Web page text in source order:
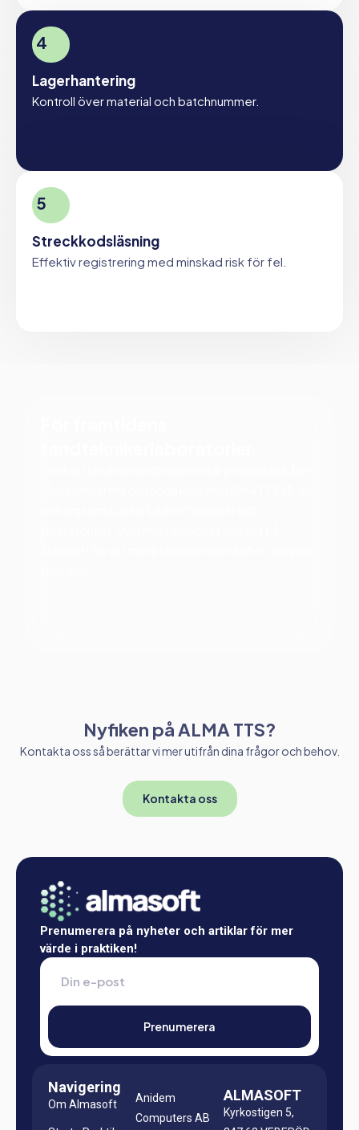
4
Lagerhantering
Kontroll över material och batchnummer.
5
Streckkodsläsning
Effektiv registrering med minskad risk för fel.
Nyfiken på ALMA TTS?
Kontakta oss så berättar vi mer utifrån dina frågor och behov.
Kontakta oss
Prenumerera på nyheter och artiklar för mer
värde i praktiken!
Navigering
Om Almasoft
Anidem
Computers AB
ALMASOFT
Kyrkostigen 5,